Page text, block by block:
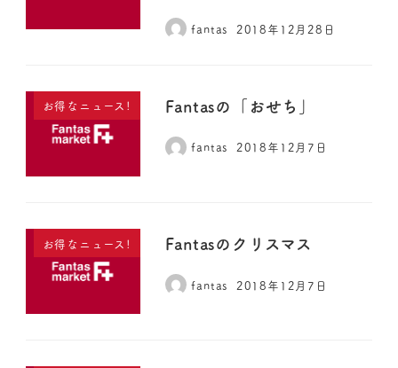
fantas 2018年12月28日
お得なニュース! Fantasの「おせち」
fantas 2018年12月7日
お得なニュース! Fantasのクリスマス
fantas 2018年12月7日